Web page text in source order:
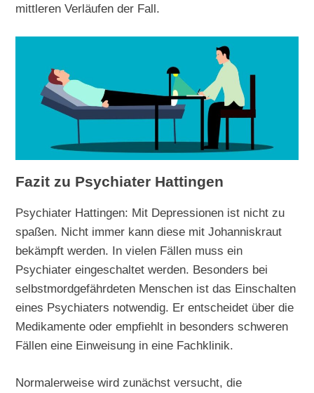
mittleren Verläufen der Fall.
Fazit zu Psychiater Hattingen
Psychiater Hattingen: Mit Depressionen ist nicht zu
spaßen. Nicht immer kann diese mit Johanniskraut
bekämpft werden. In vielen Fällen muss ein
Psychiater eingeschaltet werden. Besonders bei
selbstmordgefährdeten Menschen ist das Einschalten
eines Psychiaters notwendig. Er entscheidet über die
Medikamente oder empfiehlt in besonders schweren
Fällen eine Einweisung in eine Fachklinik.
Normalerweise wird zunächst versucht, die